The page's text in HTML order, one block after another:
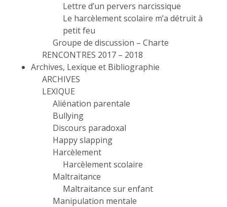
Lettre d’un pervers narcissique
Le harcèlement scolaire m’a détruit à
petit feu
Groupe de discussion – Charte
RENCONTRES 2017 – 2018
Archives, Lexique et Bibliographie
ARCHIVES
LEXIQUE
Aliénation parentale
Bullying
Discours paradoxal
Happy slapping
Harcèlement
Harcèlement scolaire
Maltraitance
Maltraitance sur enfant
Manipulation mentale